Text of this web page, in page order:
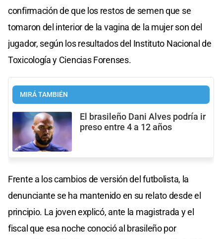
confirmación de que los restos de semen que se
tomaron del interior de la vagina de la mujer son del
jugador, según los resultados del Instituto Nacional de
Toxicología y Ciencias Forenses.
MIRÁ TAMBIÉN
El brasileño Dani Alves podría ir
preso entre 4 a 12 años
Frente a los cambios de versión del futbolista, la
denunciante se ha mantenido en su relato desde el
principio. La joven explicó, ante la magistrada y el
fiscal que esa noche conoció al brasileño por